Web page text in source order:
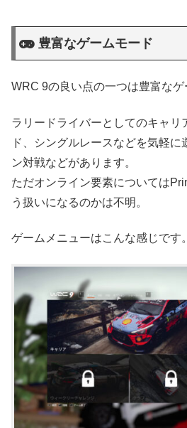
豊富なゲームモード
WRC 9の良い点の一つは豊富なゲ
ラリードライバーとしてのキャリ
ド、シングルレースなどを気軽に
ン対戦などがあります。
ただオンライン要素については
う扱いになるのかは不明。
ゲームメニューはこんな感じです。